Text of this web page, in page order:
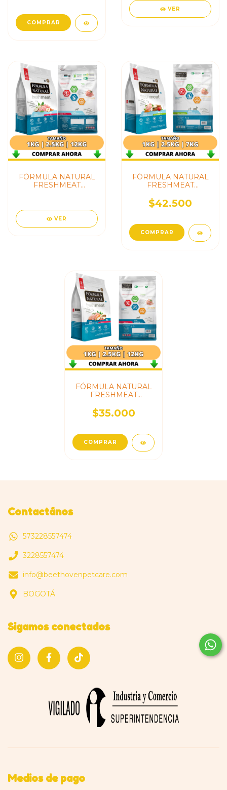
COMPRAR
VER
FÓRMULA NATURAL
FRESHMEAT
MEDIANA
VER
FÓRMULA NATURAL
FRESHMEAT
CACHORROS
PEQUEÑOS
$42.500
COMPRAR
FÓRMULA NATURAL
FRESHMEAT
RAZA MEDIA
$35.000
COMPRAR
Contactános
573228557474
3228557474
info@beethovenpetcare.com
BOGOTÁ
Sigamos conectados
Medios de pago